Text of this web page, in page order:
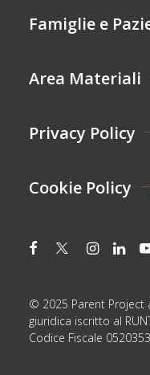
N
O
*
O
*
Famiglie e
Area Materiali
Privacy Policy
Cookie Policy
© 2025 Parent Project
giuridica iscritto al
Codice Fiscale